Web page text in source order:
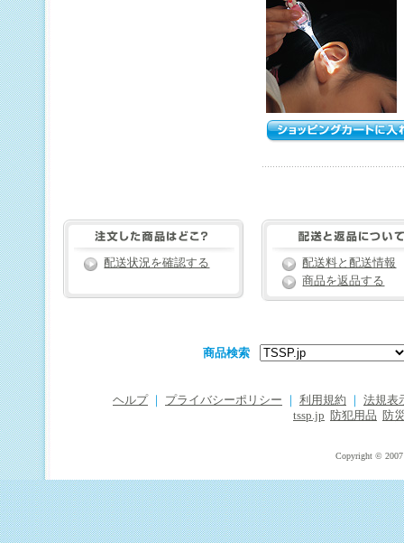
配送状況を確認する
配送料と配送情報
商品を返品する
商品検索
ヘルプ プライバシーポリシー 利用規約
法規表
tssp.jp
防犯用品 防
Copyright © 2007